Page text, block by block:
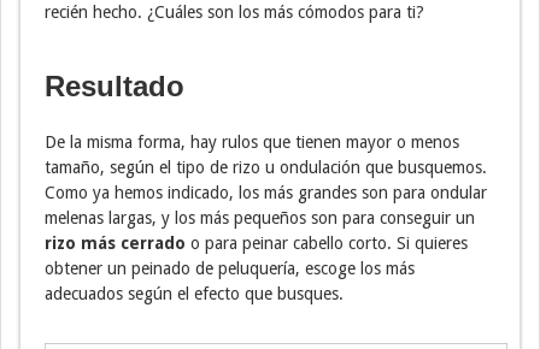
recién hecho. ¿Cuáles son los más cómodos para ti?
Resultado
De la misma forma, hay rulos que tienen mayor o menos
tamaño, según el tipo de rizo u ondulación que busquemos.
Como ya hemos indicado, los más grandes son para ondular
melenas largas, y los más pequeños son para conseguir un
rizo más cerrado o para peinar cabello corto. Si quieres
obtener un peinado de peluquería, escoge los más
adecuados según el efecto que busques.